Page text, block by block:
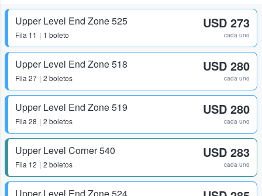
Upper Level End Zone 525
Fila 11 1 boleto
USD 273
cada uno
Upper Level End Zone 518
Fila 27 2 boletos
USD 280
cada uno
Upper Level End Zone 519
Fila 28 2 boletos
USD 280
cada uno
Upper Level Corner 540
Fila 12 2 boletos
USD 283
cada uno